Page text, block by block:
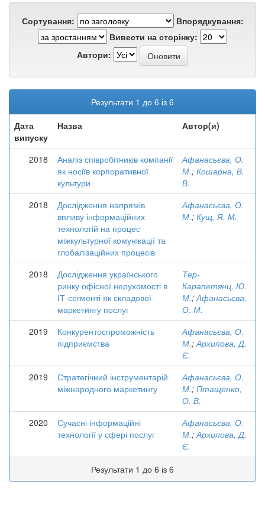
Сортування:
Впорядкування:
Вивести на сторінку:
Автори:
Результати 1 до 6 із 6
Дата
випуску
Назва Автор(и)
2018
Аналіз співробітників компанії
як носіїв корпоративної
культури
Афанасьєва, О.
М.; Кошарна, В.
В.
2018
Дослідження напрямів
впливу інформаційних
технологій на процес
міжкультурної комунікації та
глобалізаційних процесів
Афанасьєва, О.
М.; Кущ, Я. М.
2018
Дослідження українського
ринку офісної нерухомості в
ІТ-сегменті як складової
маркетингу послуг
Тер-
Карапетянц, Ю.
М.;Афанасьєва,
О. М.
2019
Конкурентоспроможність
підприємства
Афанасьєва, О.
М.;Архипова, Д.
Є.
2019
Стратегічний інструментарій
міжнародного маркетингу
Афанасьєва, О.
М.; Птащенко,
О. В.
2020
Сучасні інформаційні
технології у сфері послуг
Афанасьєва, О.
М.;Архипова, Д.
Є.
Результати 1 до 6 із 6